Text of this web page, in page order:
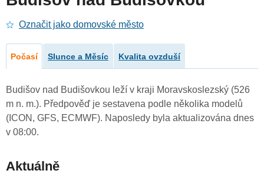
Označit jako domovské město
Počasí Slunce a Měsíc Kvalita ovzduší
Budišov nad Budišovkou leží v kraji Moravskoslezský (526
m n. m.). Předpověď je sestavena podle několika modelů
(ICON, GFS, ECMWF). Naposledy byla aktualizována dnes
v 08:00.
Aktuálně